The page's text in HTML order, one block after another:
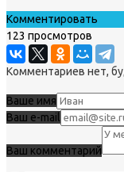
Комментировать
123 просмотров
Комментариев нет,
Ваше имя
Ваш e-mail
Ваш комментарий